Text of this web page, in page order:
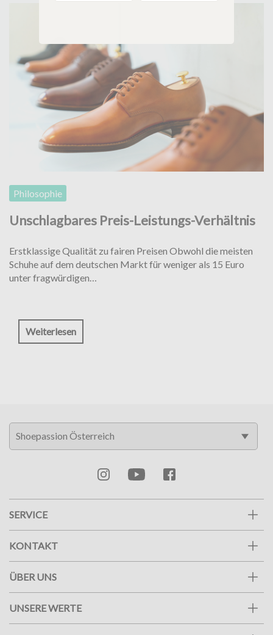
Unschlagbares Preis-Leistungs-Verhältnis
Philosophie
Erstklassige Qualität zu fairen Preisen Obwohl die meisten
Schuhe auf dem deutschen Markt für weniger als 15 Euro
unter fragwürdigen…
Weiterlesen
SERVICE
KONTAKT
ÜBER UNS
UNSERE WERTE